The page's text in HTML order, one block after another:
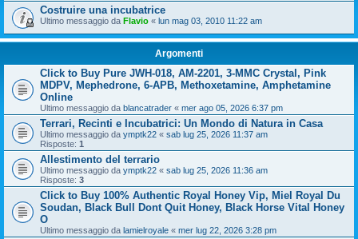
Costruire una incubatrice
Ultimo messaggio da Flavio « lun mag 03, 2010 11:22 am
Argomenti
Click to Buy Pure JWH-018, AM-2201, 3-MMC Crystal, Pink
MDPV, Mephedrone, 6-APB, Methoxetamine, Amphetamine
Online
Ultimo messaggio da blancatrader « mer ago 05, 2026 6:37 pm
Terrari, Recinti e Incubatrici: Un Mondo di Natura in Casa
Ultimo messaggio da ymptk22 « sab lug 25, 2026 11:37 am
Risposte: 1
Allestimento del terrario
Ultimo messaggio da ymptk22 « sab lug 25, 2026 11:36 am
Risposte: 3
Click to Buy 100% Authentic Royal Honey Vip, Miel Royal Du
Soudan, Black Bull Dont Quit Honey, Black Horse Vital Honey
O
Ultimo messaggio da lamielroyale « mer lug 22, 2026 3:28 pm